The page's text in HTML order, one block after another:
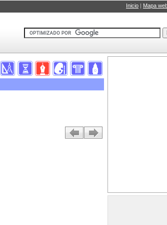
Inicio | Mapa